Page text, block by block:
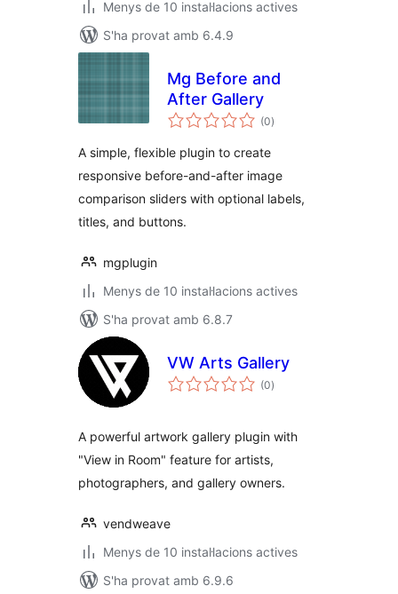
Menys de 10 instal·lacions actives
S'ha provat amb 6.4.9
Mg Before and
After Gallery
(0puntuacions
totals
)
A simple, flexible plugin to create
responsive before-and-after image
comparison sliders with optional labels,
titles, and buttons.
mgplugin
Menys de 10 instal·lacions actives
S'ha provat amb 6.8.7
VW Arts Gallery
(0puntuacions
totals
)
A powerful artwork gallery plugin with
"View in Room" feature for artists,
photographers, and gallery owners.
vendweave
Menys de 10 instal·lacions actives
S'ha provat amb 6.9.6